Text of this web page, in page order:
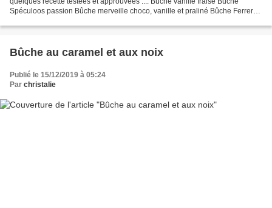
Spéculoos passion Bûche merveille choco, vanille et praliné Bûche Ferrero
Bûche au caramel et aux noix
Publié le 15/12/2019 à 05:24
Par christalie